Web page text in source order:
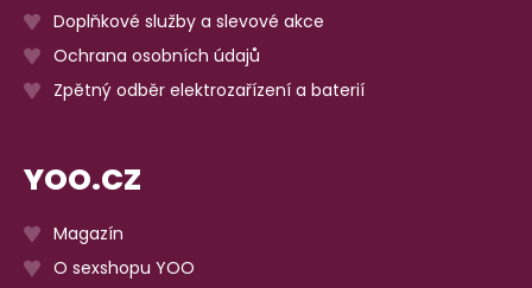
Doplňkové služby a slevové akce
Ochrana osobních údajů
Zpětný odběr elektrozařízení a baterií
YOO.CZ
Magazín
O sexshopu YOO